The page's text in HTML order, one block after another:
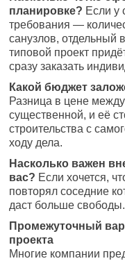
планировке? Если у
требования —
санузлов, отдельный
типовой проект
сразу заказать
Какой бюджет
Разница в цене
существенной, и её
строительства с
ходу дела.
Насколько важен
вас? Если хочется,
повторял соседние
даст больше свободы.
Промежуточный
проекта
Многие компании